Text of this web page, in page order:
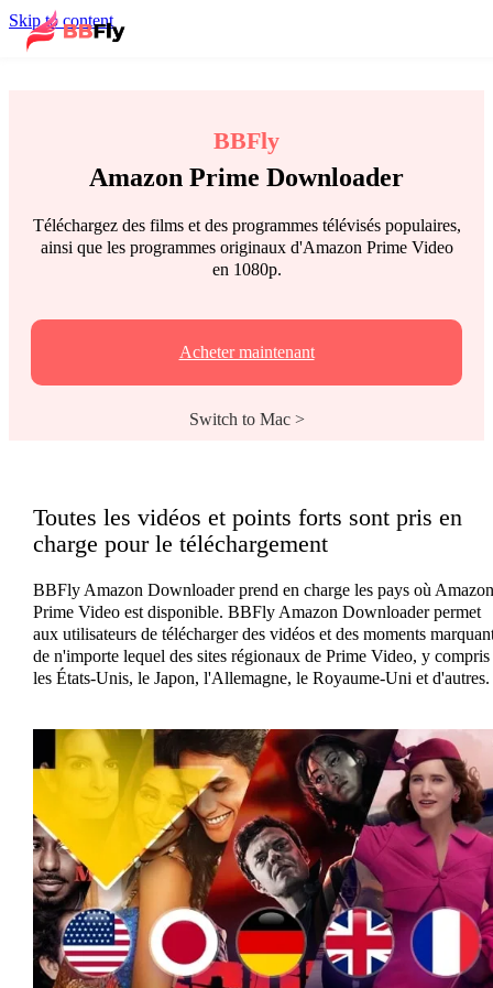
Skip to content
BBFly
Amazon Prime Downloader
Téléchargez des films et des programmes télévisés populaires,
ainsi que les programmes originaux d'Amazon Prime Video
en 1080p.
Acheter maintenant
Switch to Mac >
Toutes les vidéos et points forts sont pris en
charge pour le téléchargement
BBFly Amazon Downloader prend en charge les pays où Amazon
Prime Video est disponible. BBFly Amazon Downloader permet
aux utilisateurs de télécharger des vidéos et des moments
de n'importe lequel des sites régionaux de Prime Video, y compris
les États-Unis, le Japon, l'Allemagne, le Royaume-Uni et d'autres.